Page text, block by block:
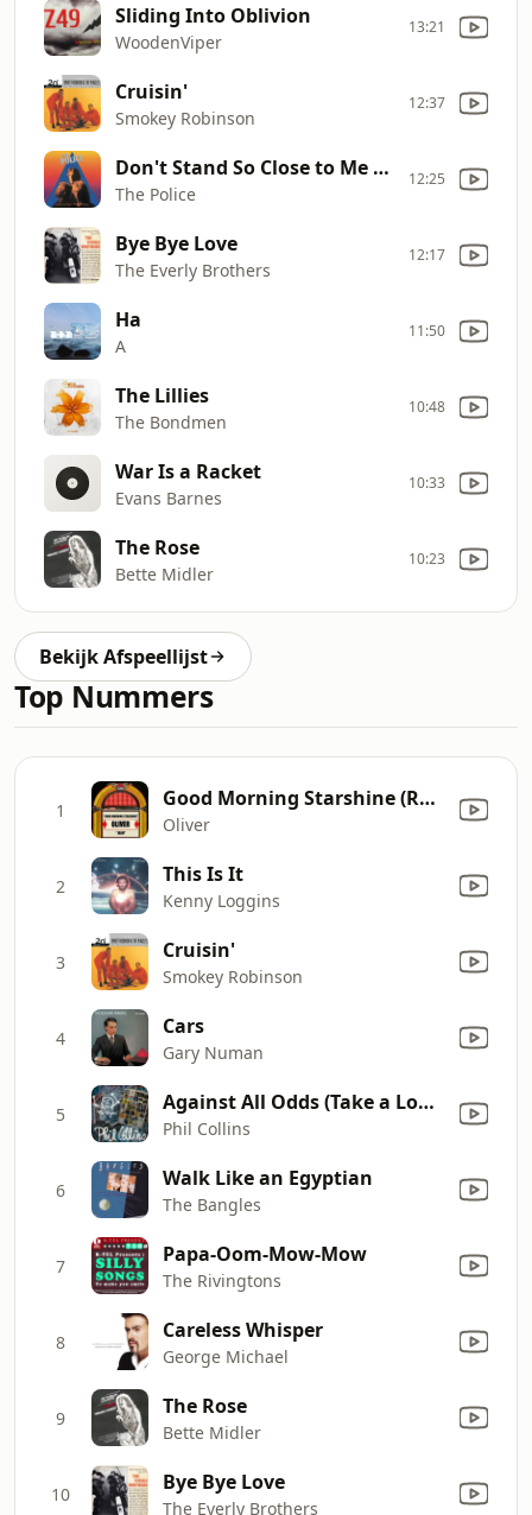
Sliding Into Oblivion
WoodenViper
13:21
Cruisin'
Smokey Robinson
12:37
Don't Stand So Close to Me (Remastered 2003)
The Police
12:25
Bye Bye Love
The Everly Brothers
12:17
Ha
A
11:50
The Lillies
The Bondmen
10:48
War Is a Racket
Evans Barnes
10:33
The Rose
Bette Midler
10:23
Bekijk Afspeellijst
Top Nummers
1 Good Morning Starshine (Re-Recorded)
Oliver
2 This Is It
Kenny Loggins
3 Cruisin'
Smokey Robinson
4 Cars
Gary Numan
5 Against All Odds (Take a Look at Me Now)
Phil Collins
6 Walk Like an Egyptian
The Bangles
7 Papa-Oom-Mow-Mow
The Rivingtons
8 Careless Whisper
George Michael
9 The Rose
Bette Midler
10 Bye Bye Love
The Everly Brothers